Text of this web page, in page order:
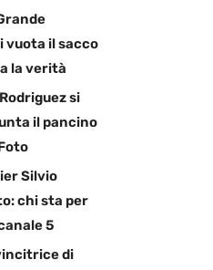
vuota il sacco
la verità
si
il pancino
Silvio
chi sta per
5
di